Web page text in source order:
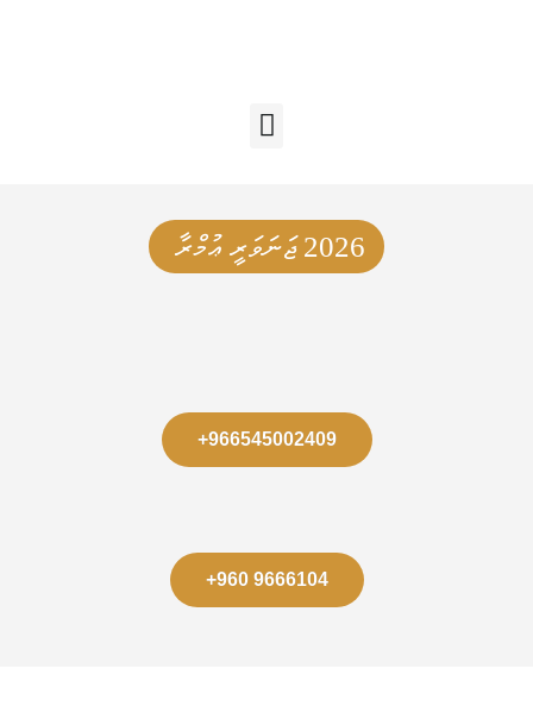
2026 ޖަނަވަރީ ޢުމްރާ
+966545002409
+960 9666104